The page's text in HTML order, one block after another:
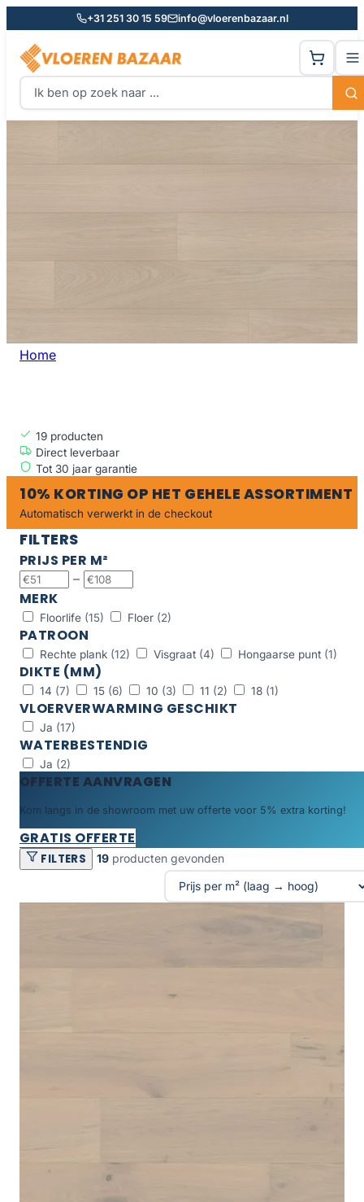
+31 251 30 15 59 info@vloerenbazaar.nl
Home
19 producten
Direct leverbaar
Tot 30 jaar garantie
10% KORTING OP HET GEHELE ASSORTIMENT
Automatisch verwerkt in de checkout
FILTERS
PRIJS PER M²
–
MERK
Floorlife (15) Floer (2)
PATROON
Rechte plank (12) Visgraat (4) Hongaarse punt (1)
DIKTE (MM)
14 (7) 15 (6) 10 (3) 11 (2) 18 (1)
VLOERVERWARMING GESCHIKT
Ja (17)
WATERBESTENDIG
Ja (2)
OFFERTE AANVRAGEN
Kom langs in de showroom met uw offerte voor 5% extra korting!
GRATIS OFFERTE
FILTERS 19 producten gevonden